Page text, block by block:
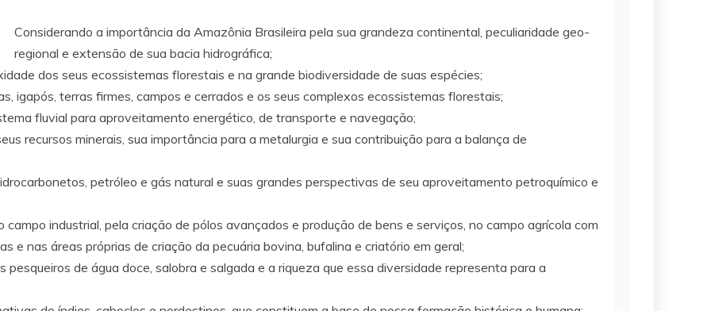
Considerando a importância da Amazônia Brasileira pela sua grandeza continental, peculiaridade geo-
regional e extensão de sua bacia hidrográfica;
dos seus ecossistemas florestais e na grande biodiversidade de suas espécies;
igapós, terras firmes, campos e cerrados e os seus complexos ecossistemas florestais;
fluvial para aproveitamento energético, de transporte e navegação;
recursos minerais, sua importância para a metalurgia e sua contribuição para a balança de
petróleo e gás natural e suas grandes perspectivas de seu aproveitamento petroquímico e
industrial, pela criação de pólos avançados e produção de bens e serviços, no campo agrícola com
e nas áreas próprias de criação da pecuária bovina, bufalina e criatório em geral;
pesqueiros de água doce, salobra e salgada e a riqueza que essa diversidade representa para a